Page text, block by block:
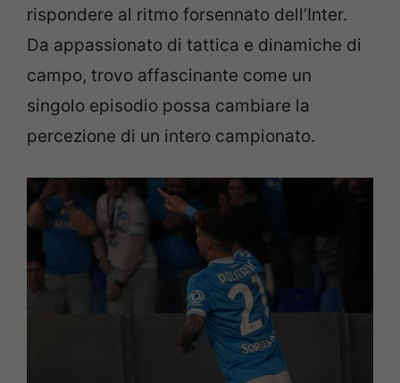
rispondere al ritmo forsennato dell’Inter.
Da appassionato di tattica e dinamiche di
campo, trovo affascinante come un
singolo episodio possa cambiare la
percezione di un intero campionato.